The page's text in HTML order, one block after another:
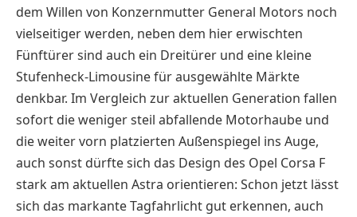
dem Willen von Konzernmutter General Motors noch
vielseitiger werden, neben dem hier erwischten
Fünftürer sind auch ein Dreitürer und eine kleine
Stufenheck-Limousine für ausgewählte Märkte
denkbar. Im Vergleich zur aktuellen Generation fallen
sofort die weniger steil abfallende Motorhaube und
die weiter vorn platzierten Außenspiegel ins Auge,
auch sonst dürfte sich das Design des Opel Corsa F
stark am aktuellen Astra orientieren: Schon jetzt lässt
sich das markante Tagfahrlicht gut erkennen, auch